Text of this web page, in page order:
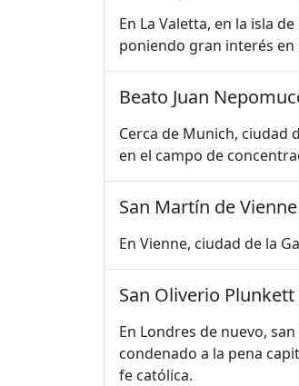
En La Valetta, en la isla
poniendo gran interés en
Beato Juan
Cerca de Munich, ciudad
en el campo de
San Martín de Vienne
En Vienne, ciudad de la
San Oliverio Plunkett
En Londres de nuevo,
condenado a la pena
fe católica.